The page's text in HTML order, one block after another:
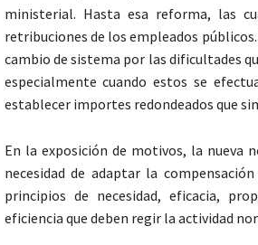
ministerial. Hasta esa reforma, las
retribuciones de los empleados
cambio de sistema por las dificultades
especialmente cuando estos se
establecer importes redondeados que
En la exposición de motivos, la nueva
necesidad de adaptar la
principios de necesidad, eficacia,
eficiencia que deben regir la actividad